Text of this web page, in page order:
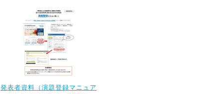
発表者資料（演題登録マニュア